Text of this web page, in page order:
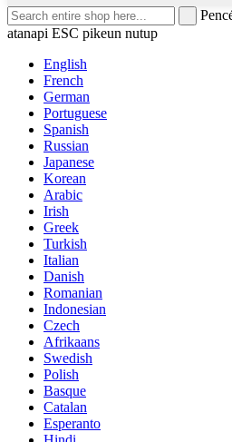
atanapi ESC pikeun nutup
English
French
German
Portuguese
Spanish
Russian
Japanese
Korean
Arabic
Irish
Greek
Turkish
Italian
Danish
Romanian
Indonesian
Czech
Afrikaans
Swedish
Polish
Basque
Catalan
Esperanto